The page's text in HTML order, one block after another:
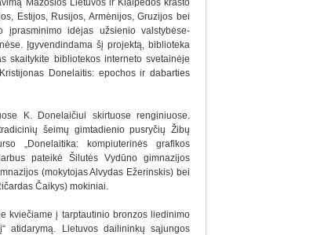
Mažosios Lietuvos ir Klaipėdos krašto
Estijos, Rusijos, Armėnijos, Gruzijos bei
įprasminimo idėjas užsienio valstybėse-
Įgyvendindama šį projektą, biblioteka
skaitykite bibliotekos interneto svetainėje
Donelaitis: epochos ir dabarties
K. Donelaičiui skirtuose renginiuose.
šeimų gimtadienio pusryčių Žibų
„Donelaitika: kompiuterinės grafikos
pateikė Šilutės Vydūno gimnazijos
(mokytojas Alvydas Ežerinskis) bei
Čaikys) mokiniai.
kviečiame į tarptautinio bronzos liedinimo
atidarymą. Lietuvos dailininkų sąjungos